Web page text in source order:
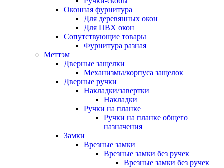
Оконная фурнитура
Для деревянных окон
Для ПВХ окон
Сопутствующие товары
Фурнитура разная
Меттэм
Дверные защелки
Механизмы/корпуса защелок
Дверные ручки
Накладки/завертки
Накладки
Ручки на планке
Ручки на планке общего
назначения
Замки
Врезные замки
Врезные замки без ручек
Врезные замки без ручек